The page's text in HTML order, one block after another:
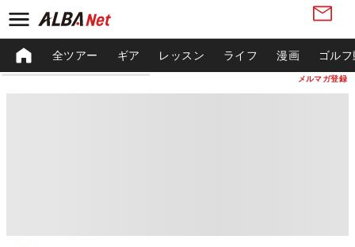
メルマガ登録
全ツアー ギア レッスン ライフ 漫画 ゴル